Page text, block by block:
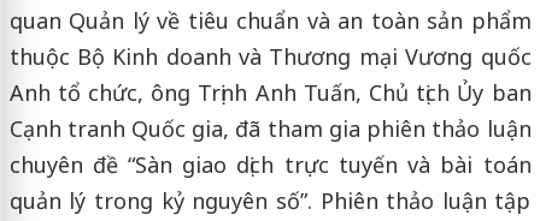
quan Quản lý về tiêu chuẩn và an toàn sản phẩm
thuộc Bộ Kinh doanh và Thương mại Vương quốc
Anh tổ chức, ông Trịnh Anh Tuấn, Chủ tịch Ủy ban
Cạnh tranh Quốc gia, đã tham gia phiên thảo luận
chuyên đề “Sàn giao dịch trực tuyến và bài toán
quản lý trong kỷ nguyên số”. Phiên thảo luận tập